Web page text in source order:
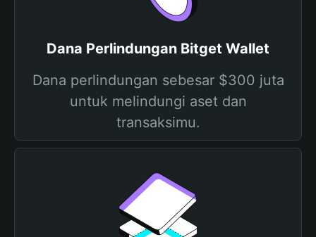
Dana Perlindungan Bitget Wallet
Dana perlindungan sebesar $300 juta
untuk melindungi aset dan
transaksimu.